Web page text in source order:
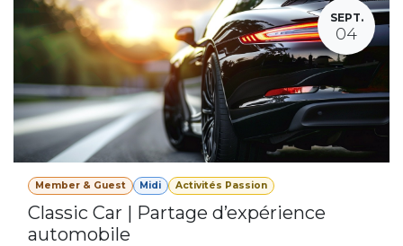
SEPT.
04
Member & Guest Midi Activités Passion
Classic Car | Partage d’expérience
automobile